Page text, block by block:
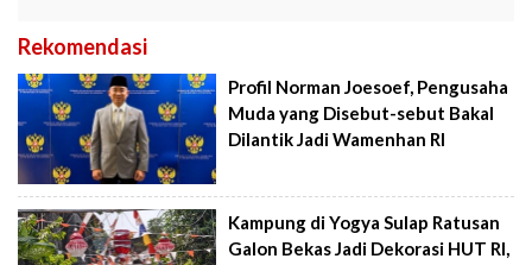
Rekomendasi
Profil Norman Joesoef, Pengusaha
Muda yang Disebut-sebut Bakal
Dilantik Jadi Wamenhan RI
Kampung di Yogya Sulap Ratusan
Galon Bekas Jadi Dekorasi HUT RI,